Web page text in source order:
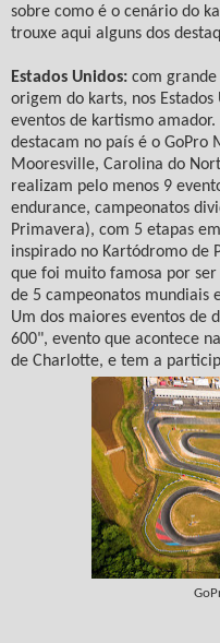
sobre como é o cenário do
trouxe aqui alguns dos
Estados Unidos: com
origem do karts, nos
eventos de kartismo
destacam no país é o GoPro
Mooresville, Carolina do
realizam pelo menos 9
endurance, campeonatos
Primavera), com 5 etapas
inspirado no Kartódromo de
que foi muito famosa por
de 5 campeonatos mundiais
Um dos maiores eventos de
600", evento que acontece
de Charlotte, e tem a